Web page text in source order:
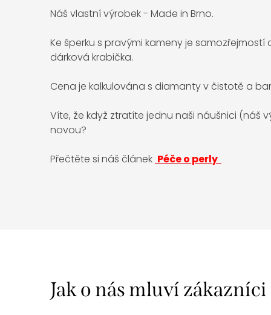
Náš vlastní výrobek - Made in Brno.
Ke šperku s pravými kameny je
dárková krabička.
Cena je kalkulována s diamanty v čistotě a
Víte, že když ztratíte jednu naši náušnici (náš
novou?
Přečtěte si náš článek Péče o perly